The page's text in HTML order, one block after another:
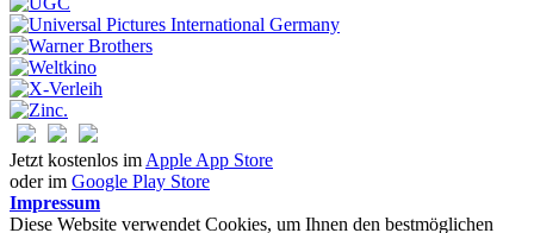
Jetzt kostenlos im Apple App Store
oder im Google Play Store
Impressum
Diese Website verwendet Cookies, um Ihnen den bestmöglichen